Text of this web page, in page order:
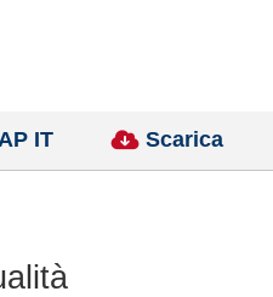
IT Scarica